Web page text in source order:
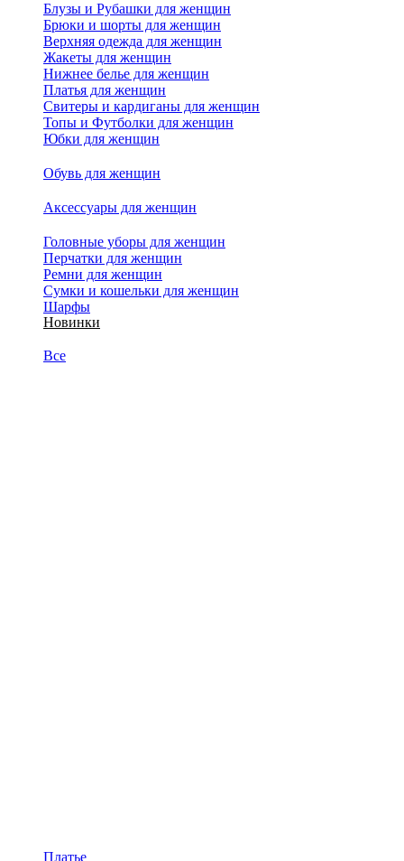
Блузы и Рубашки для женщин
Брюки и шорты для женщин
Верхняя одежда для женщин
Жакеты для женщин
Нижнее белье для женщин
Платья для женщин
Свитеры и кардиганы для женщин
Топы и Футболки для женщин
Юбки для женщин
Обувь для женщин
Аксессуары для женщин
Головные уборы для женщин
Перчатки для женщин
Ремни для женщин
Сумки и кошельки для женщин
Шарфы
Новинки
Все
Платье